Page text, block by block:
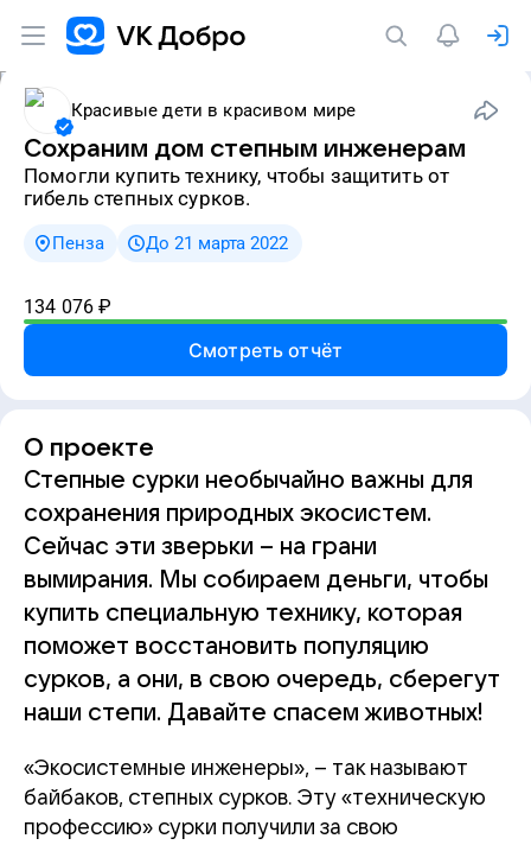
Красивые дети в красивом мире
Сохраним дом степным инженерам
Помогли купить технику, чтобы защитить от
гибель степных сурков.
Пенза До 21 марта 2022
134 076 ₽
Смотреть отчёт
О проекте
Степные сурки необычайно важны для
сохранения природных экосистем.
Сейчас эти зверьки – на грани
вымирания. Мы собираем деньги, чтобы
купить специальную технику, которая
поможет восстановить популяцию
сурков, а они, в свою очередь, сберегут
наши степи. Давайте спасем животных!
«Экосистемные инженеры», – так называют
байбаков, степных сурков. Эту «техническую
профессию» сурки получили за свою